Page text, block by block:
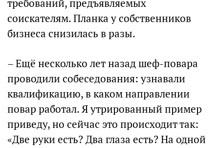
требований, предъявляемых
соискателям. Планка у собственников
бизнеса снизилась в разы.
– Ещё несколько лет назад шеф-повара
проводили собеседования: узнавали
квалификацию, в каком направлении
повар работал. Я утрированный пример
приведу, но сейчас это происходит так:
«Две руки есть? Два глаза есть? На одной